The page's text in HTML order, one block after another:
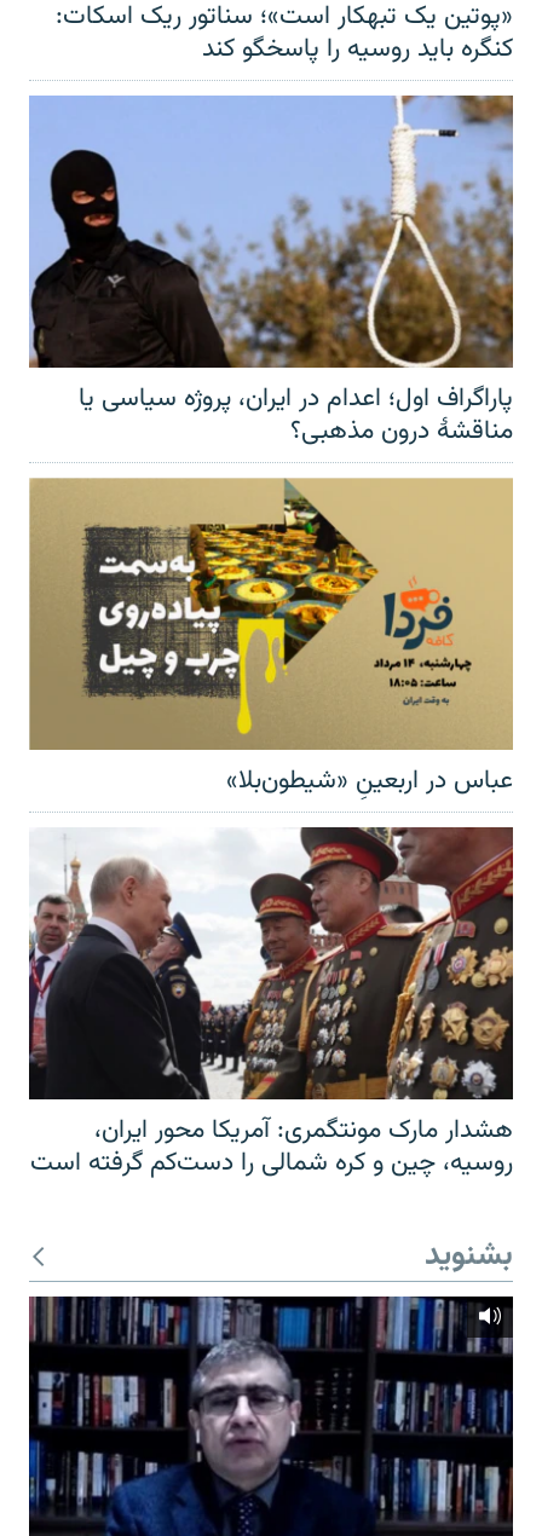
«پوتین یک تبهکار است»؛ سناتور ریک اسکات:
کنگره باید روسیه را پاسخگو کند
پاراگراف اول؛ اعدام در ایران، پروژه سیاسی یا
مناقشهٔ درون مذهبی؟
عباس در اربعینِ «شیطون‌بلا»
هشدار مارک مونتگمری: آمریکا محور ایران،
روسیه، چین و کره شمالی را دست‌کم گرفته است
بشنوید